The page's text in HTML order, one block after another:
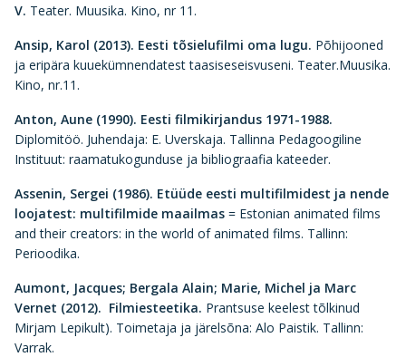
V. Teater. Muusika. Kino, nr 11.
Ansip, Karol (2013). Eesti tõsielufilmi oma lugu. Põhijooned
ja eripära kuuekümnendatest taasiseseisvuseni. Teater.Muusika.
Kino, nr.11.
Anton, Aune (1990). Eesti filmikirjandus 1971-1988.
Diplomitöö. Juhendaja: E. Uverskaja. Tallinna Pedagoogiline
Instituut: raamatukogunduse ja bibliograafia kateeder.
Assenin, Sergei (1986). Etüüde eesti multifilmidest ja nende
loojatest: multifilmide maailmas = Estonian animated films
and their creators: in the world of animated films. Tallinn:
Perioodika.
Aumont, Jacques; Bergala Alain; Marie, Michel ja Marc
Vernet (2012). Filmiesteetika. Prantsuse keelest tõlkinud
Mirjam Lepikult). Toimetaja ja järelsõna: Alo Paistik. Tallinn:
Varrak.